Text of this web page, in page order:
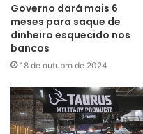
Governo dará mais 6
meses para saque de
dinheiro esquecido nos
bancos
18 de outubro de 2024